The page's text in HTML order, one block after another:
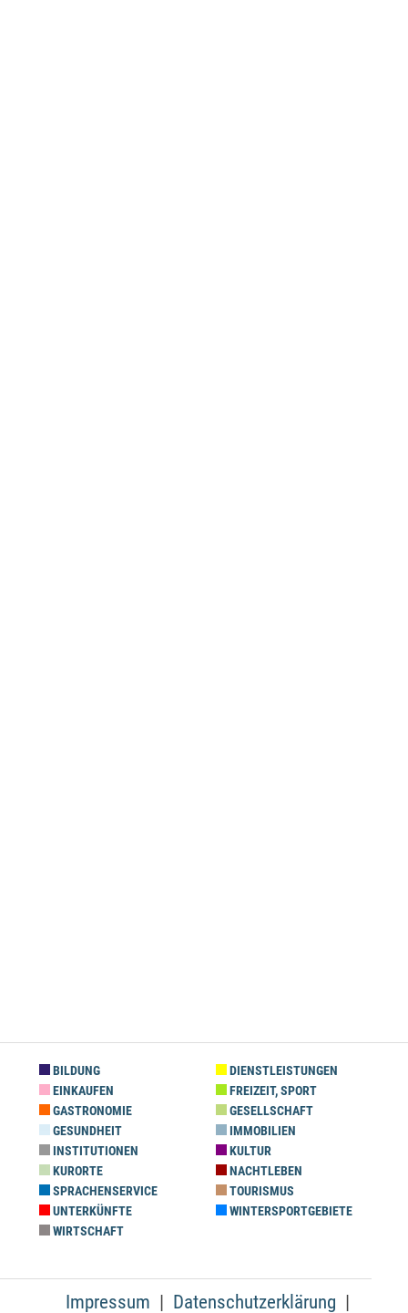
BILDUNG
DIENSTLEISTUNGEN
EINKAUFEN
FREIZEIT, SPORT
GASTRONOMIE
GESELLSCHAFT
GESUNDHEIT
IMMOBILIEN
INSTITUTIONEN
KULTUR
KURORTE
NACHTLEBEN
SPRACHENSERVICE
TOURISMUS
UNTERKÜNFTE
WINTERSPORTGEBIETE
WIRTSCHAFT
Impressum Datenschutzerklärung